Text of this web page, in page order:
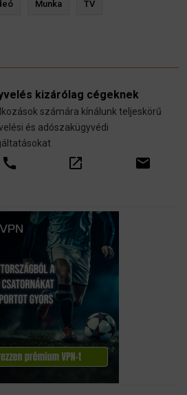
Munka TV
kizárólag cégeknek
számára kínálunk teljeskörű
és adószakügyvédi
call open_in_new email